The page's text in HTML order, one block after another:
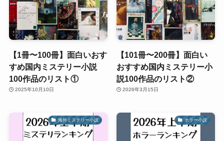
【1冊〜100冊】面白いおす
すめ国内ミステリー小説
100作品のリスト①
2025年10月10日
【101冊〜200冊】面白い
おすすめ国内ミステリー小
説100作品のリスト②
2026年3月15日
海外ミステリー小説 ホラー小説